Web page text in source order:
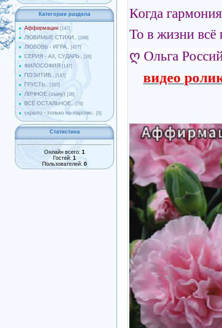
Категории раздела
Аффирмации [147]
ЛЮБИМЫЕ СТИХИ.. [298]
ЛЮБОВЬ - ИГРА.. [427]
СЕРИЯ - АХ, СУДАРЬ.. [26]
ФИЛОСОФИЯ [147]
ПОЗИТИВ.. [147]
ГРУСТЬ.. [357]
ЛИЧНОЕ (сыну) [36]
ВСЁ ОСТАЛЬНОЕ.. [76]
скрыто - только по паролю.. [0]
Статистика
Онлайн всего: 1
Гостей: 1
Пользователей: 0
Когда
То в жизни всё
ღ Ольга
видео